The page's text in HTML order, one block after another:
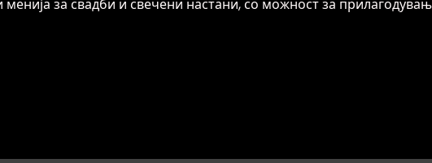
за свадби и свечени настани, со можност за